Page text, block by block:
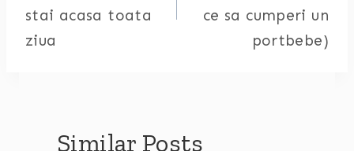
stai acasa toata
ziua
ce sa cumperi un
portbebe)
Similar Posts